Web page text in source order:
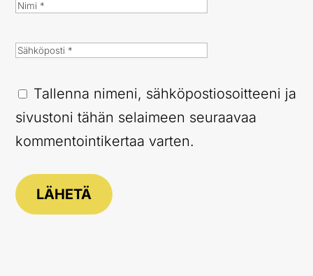
Tallenna nimeni, sähköpostiosoitteeni ja
sivustoni tähän selaimeen seuraavaa
kommentointikertaa varten.
LÄHETÄ